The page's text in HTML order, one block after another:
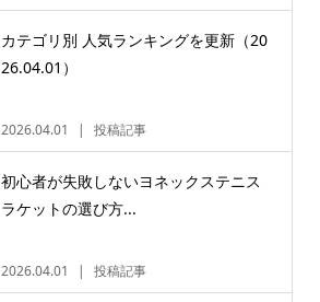
カテゴリ別 人気ランキングを更新（20
26.04.01）
2026.04.01 投稿記事
初心者が失敗しないヨネックステニス
ラケットの選び方...
2026.04.01 投稿記事